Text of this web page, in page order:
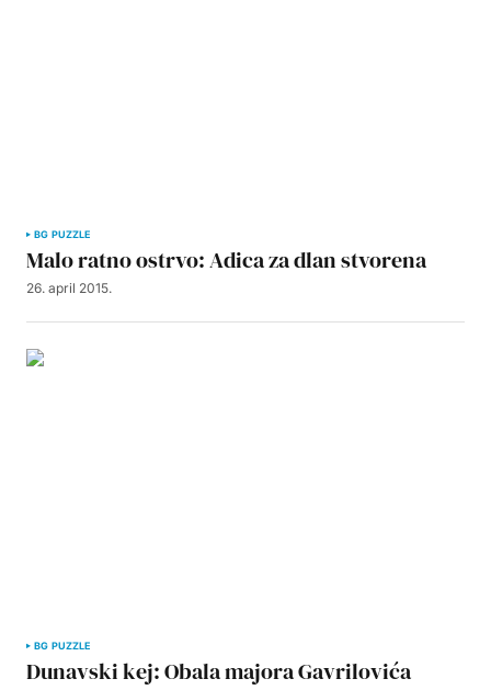
BG PUZZLE
Malo ratno ostrvo: Adica za dlan stvorena
26. april 2015.
BG PUZZLE
Dunavski kej: Obala majora Gavrilovića